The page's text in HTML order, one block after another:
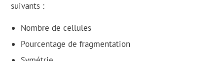
suivants :
Nombre de cellules
Pourcentage de fragmentation